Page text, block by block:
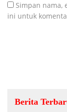
Simpan nama,
ini untuk
Berita